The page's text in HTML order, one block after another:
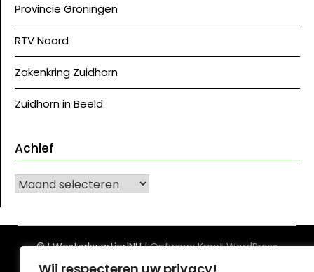
Provincie Groningen
RTV Noord
Zakenkring Zuidhorn
Zuidhorn in Beeld
Achief
Achief
©J Westerkwartier|NU| Ontwerp:Krant WordPress